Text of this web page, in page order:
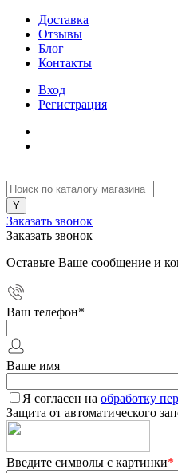
Доставка
Отзывы
Блог
Контакты
Вход
Регистрация
Заказать звонок
Заказать звонок
Оставьте Ваше сообщение и
Ваш телефон*
Ваше имя
Я согласен на обработку
Защита от автоматического
Введите символы с картинки*